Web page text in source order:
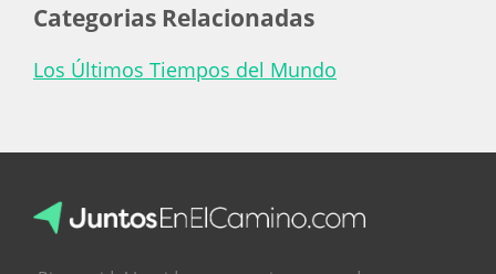
Categorias Relacionadas
Los Últimos Tiempos del Mundo